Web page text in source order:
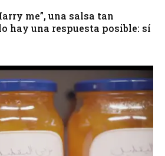
me”, una salsa tan
hay una respuesta posible: sí